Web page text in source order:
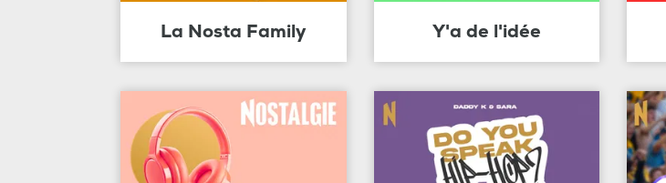
La Nosta Family Y'a de l'idée